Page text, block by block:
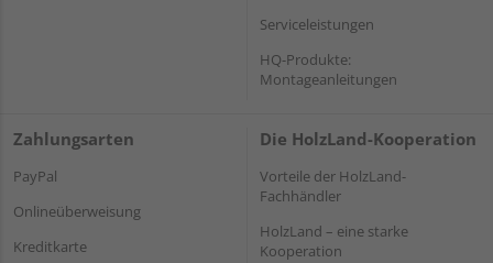
Serviceleistungen
HQ-Produkte:
Montageanleitungen
Zahlungsarten
PayPal
Onlineüberweisung
Kreditkarte
Die HolzLand-Kooperation
Vorteile der HolzLand-
Fachhändler
HolzLand – eine starke
Kooperation